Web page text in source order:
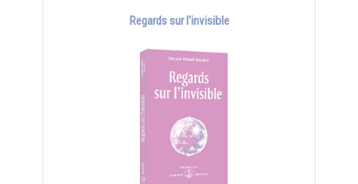
Regards sur l'invisible